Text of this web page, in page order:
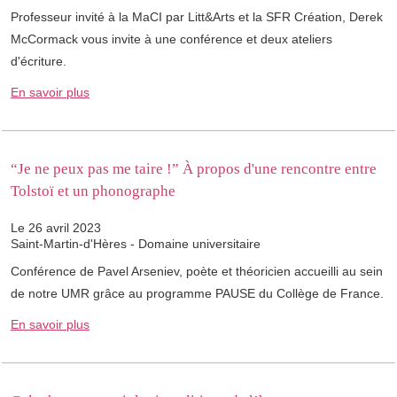
Professeur invité à la MaCI par Litt&Arts et la SFR Création, Derek
McCormack vous invite à une conférence et deux ateliers
d'écriture.
En savoir plus
“Je ne peux pas me taire !” À propos d'une rencontre entre
Tolstoï et un phonographe
Le 26 avril 2023
Saint-Martin-d'Hères - Domaine universitaire
Conférence de Pavel Arseniev, poète et théoricien accueilli au sein
de notre UMR grâce au programme PAUSE du Collège de France.
En savoir plus